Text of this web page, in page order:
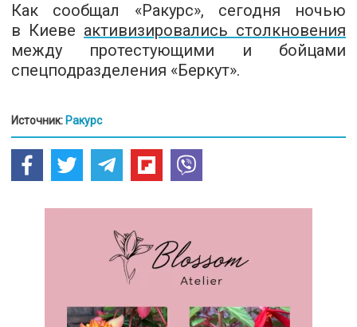
Как сообщал «Ракурс», сегодня ночью
в Киеве активизировались столкновения
между протестующими и бойцами
спецподразделения «Беркут».
Источник: Ракурс